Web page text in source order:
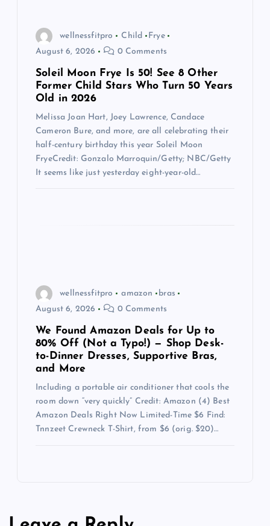
wellnessfitpro Child
Frye
August 6, 2026
0 Comments
Soleil Moon Frye Is 50! See 8 Other
Former Child Stars Who Turn 50 Years
Old in 2026
Melissa Joan Hart, Joey Lawrence, Candace
Cameron Bure, and more, are all celebrating their
half-century birthday this year Soleil Moon
FryeCredit: Gonzalo Marroquin/Getty; NBC/Getty
It seems like just yesterday eight-year-old…
wellnessfitpro amazon
bras
August 6, 2026
0 Comments
We Found Amazon Deals for Up to
80% Off (Not a Typo!) — Shop Desk-
to-Dinner Dresses, Supportive Bras,
and More
Including a portable air conditioner that cools the
room down “very quickly” Credit: Amazon (4) Best
Amazon Deals Right Now Limited-Time $6 Find:
Tnnzeet Crewneck T-Shirt, from $6 (orig. $20)…